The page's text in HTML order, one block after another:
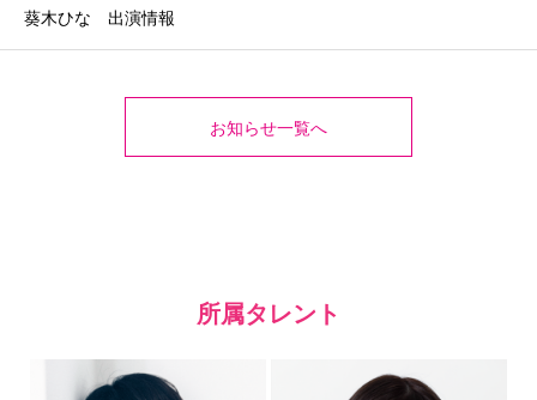
葵木ひな 出演情報
お知らせ一覧へ
所属タレント